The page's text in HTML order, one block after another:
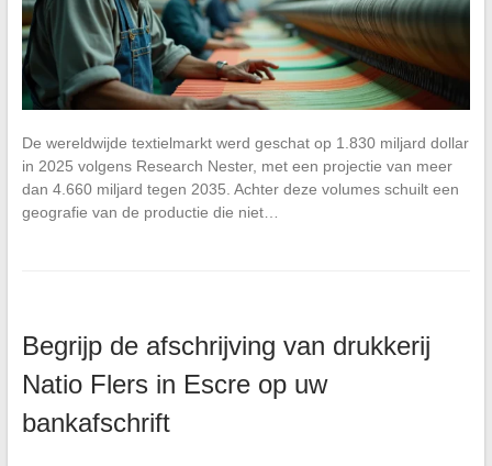
De wereldwijde textielmarkt werd geschat op 1.830 miljard dollar
in 2025 volgens Research Nester, met een projectie van meer
dan 4.660 miljard tegen 2035. Achter deze volumes schuilt een
geografie van de productie die niet…
Begrijp de afschrijving van drukkerij
Natio Flers in Escre op uw
bankafschrift